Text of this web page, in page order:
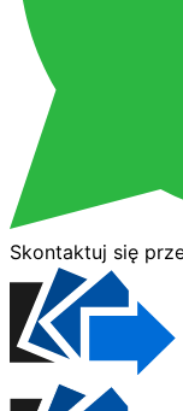
Skontaktuj się